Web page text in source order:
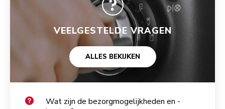
VEELGESTELDE VRAGEN
ALLES BEKIJKEN
Wat zijn de bezorgmogelijkheden en -